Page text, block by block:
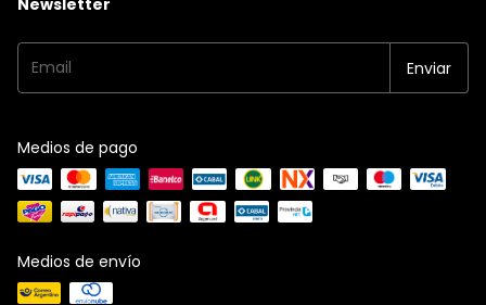
Newsletter
Medios de pago
Medios de envío